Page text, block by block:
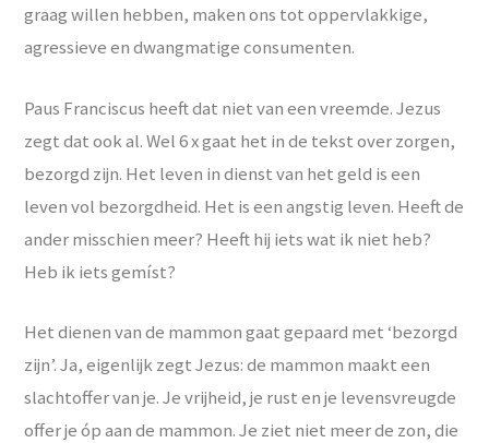
graag willen hebben, maken ons tot oppervlakkige,
agressieve en dwangmatige consumenten.
Paus Franciscus heeft dat niet van een vreemde. Jezus
zegt dat ook al. Wel 6 x gaat het in de tekst over zorgen,
bezorgd zijn. Het leven in dienst van het geld is een
leven vol bezorgdheid. Het is een angstig leven. Heeft de
ander misschien meer? Heeft hij iets wat ik niet heb?
Heb ik iets gemíst?
Het dienen van de mammon gaat gepaard met ‘bezorgd
zijn’. Ja, eigenlijk zegt Jezus: de mammon maakt een
slachtoffer van je. Je vrijheid, je rust en je levensvreugde
offer je óp aan de mammon. Je ziet niet meer de zon, die